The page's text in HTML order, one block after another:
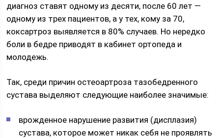
диагноз ставят одному из десяти, после 60 лет —
одному из трех пациентов, а у тех, кому за 70,
коксартроз выявляется в 80% случаев. Но нередко
боли в бедре приводят в кабинет ортопеда и
молодежь.
Так, среди причин остеоартроза тазобедренного
сустава выделяют следующие наиболее значимые:
врожденное нарушение развития (дисплазия)
сустава, которое может никак себя не проявлять